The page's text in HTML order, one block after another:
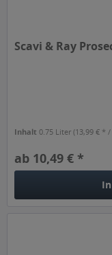
Scavi & Ray
Inhalt0.75 Liter(13,99 € *
ab 10,49 € *